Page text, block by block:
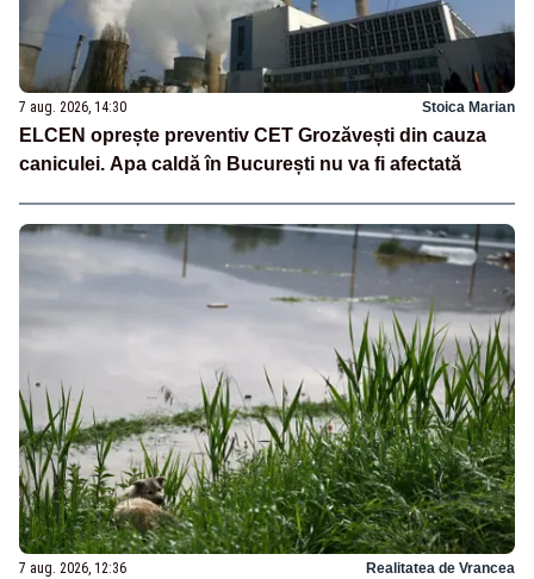
7 aug. 2026, 14:30 Stoica Marian
ELCEN oprește preventiv CET Grozăvești din cauza
caniculei. Apa caldă în București nu va fi afectată
7 aug. 2026, 12:36 Realitatea de Vrancea